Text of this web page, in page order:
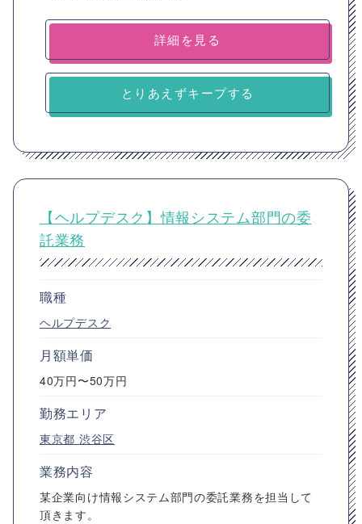
詳細を見る
とりあえずキープする
【ヘルプデスク】情報システム部門の委
託業務
職種
ヘルプデスク
月額単価
40万円〜50万円
勤務エリア
東京都 渋谷区
業務内容
某企業向け情報システム部門の委託業務を担当して
頂きます。